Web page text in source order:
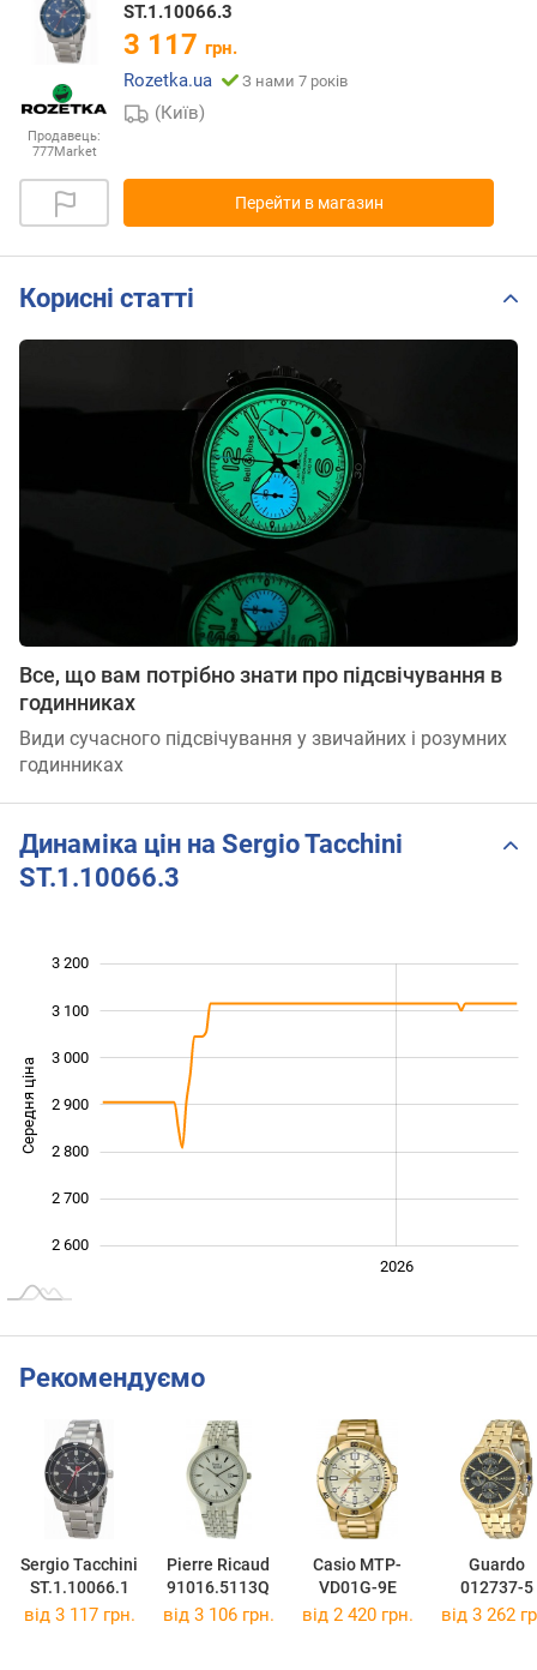
Продавець:
777Market
ST.1.10066.3
3 117 грн.
Rozetka.ua
З нами 7 років
(Київ)
Перейти в магазин
Корисні статті
Все, що вам потрібно знати про підсвічування в
годинниках
Види сучасного підсвічування у звичайних і розумних
годинниках
Динаміка цін на Sergio Tacchini
ST.1.10066.3
Середня ціна 2 600
2 600
2 700
2 800
2 900
3 000
3 100
3 200
2026
Рекомендуємо
Sergio Tacchini
ST.1.10066.1
Pierre Ricaud
91016.5113Q
Casio MTP-
VD01G-9E
Guardo
012737-5
від 3 117 грн. від 3 106 грн. від 2 420 грн. від 3 262